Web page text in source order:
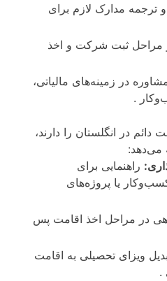
ترجمه مدارک لازم برای
مراحل ثبت شرکت و اخذ
مشاوره در زمینه‌های مالیاتی،
.
در انگلستان را دارند،
می‌دهد:
راهنمایی برای
یا پروژه‌های
در مراحل اخذ اقامت پس
ویزای تحصیلی به اقامت
.